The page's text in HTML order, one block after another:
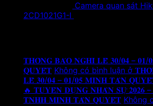
Camera quan sát
2CD1021G1-I
𝐓𝐇𝐎̂𝐍𝐆 𝐁𝐀́𝐎 𝐍𝐆𝐇𝐈̉ 𝐋𝐄̂̃ 𝟑𝟎/𝟎𝟒 – 𝟎𝟏/
𝐐𝐔𝐘𝐄̂́𝐓 Không có bình luận ở
𝐋𝐄̂̃ 𝟑𝟎/𝟎𝟒 – 𝟎𝟏/𝟎𝟓 𝐌𝐈𝐍𝐇 𝐓𝐀̂𝐍
🔥 𝐓𝐔𝐘𝐄̂̉𝐍 𝐃𝐔̣𝐍𝐆 𝐍𝐇𝐀̂𝐍 𝐒𝐔̛̣ 𝟐𝟎𝟐𝟔
𝐓𝐍𝐇𝐇 𝐌𝐈𝐍𝐇 𝐓𝐀̂𝐍 𝐐𝐔𝐘𝐄̂́𝐓 Không